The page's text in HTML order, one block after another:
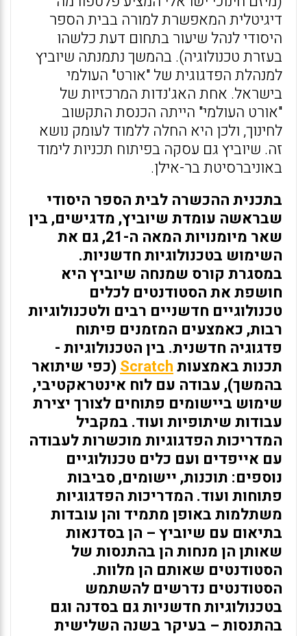
דיגיטלית המאפשרת למורה בבית הספר
היסודי לנהל שיעור בתחום דעת כלשהו
בעזרת טכנולוגיה). בהמשך נתמנתה שיוביץ
למנהלת הפדגוגית של "אורט" העולמי
בישראל. אחת האג'נדות המרכזיות של
"אורט העולמי" הייתה הכנסת התקשוב
לחינוך, ולכן היא החלה ללמוד לעומק נושא
זה. שיוביץ גם עסקה בפיתוח תכניות לימוד
באוניברסיטת בר-אילן.
בתכנית ההכשרה לבית הספר היסודי
שבראשה עומדת שיוביץ, מדגישים, בין
שאר מיומנויות המאה ה-21, גם את
השימוש בטכנולוגיות חדשניות.
במסגרת קורס שמנחה שיוביץ היא
חושפת את הסטודנטים לכלים
טכנולוגיים חדשניים רבים ולטכנולוגיות
רבות, כאמצעים המזמנים פיתוח
פדגוגיה חדשנית. בין הטכנולוגיות -
תכנות באמצעותScratch(כפי שיתואר
בהמשך), עבודה עם לוח אינטראקטיבי,
שימוש ביישומים פתוחים לצורך יצירת
עבודות שיתופיות ועוד. במקביל
המדריכות הפדגוגיות מוכשרות לעבודה
עם אייפדים ועם כלים טכנולוגיים
נוספים: תוכנות, יישומים, סביבות
פתוחות ועוד. המדריכות הפדגוגיות
משתלמות באופן מתמיד והן עובדות
בתיאום עם שיוביץ – הן בסדנאות
שאותן הן מנחות הן בהתנסות של
הסטודנטים שאותם הן מלוות.
הסטודנטים נדרשים להשתמש
בטכנולוגיות חדשניות גם בסדנה וגם
בהתנסות – בעיקר בשנה השלישית